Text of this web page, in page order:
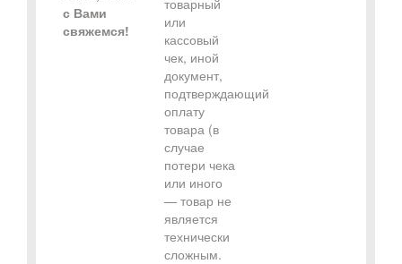
с Вами
свяжемся!
товарный
или
кассовый
чек, иной
документ,
подтверждающий
оплату
товара (в
случае
потери чека
или иного
— товар не
является
технически
сложным.